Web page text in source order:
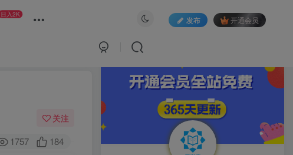
日入2K
发布 开通会员
关注
1757 184